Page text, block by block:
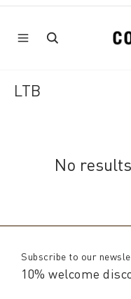
LTB
No
Subscribe to our
10% welcome